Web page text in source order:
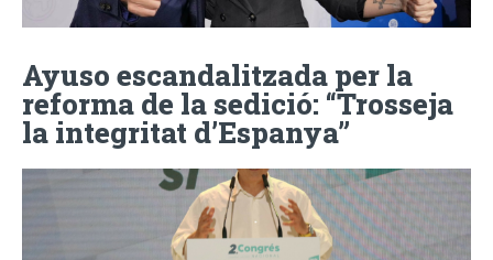
Ayuso escandalitzada per la
reforma de la sedició: “Trosseja
la integritat d’Espanya”